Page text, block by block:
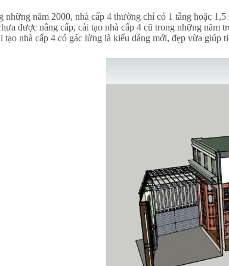
những năm 2000, nhà cấp 4 thường chỉ có 1 tầng hoặc
được nâng cấp, cải tạo nhà cấp 4 cũ trong những
tạo nhà cấp 4 có gác lửng là kiểu dáng mới, đẹp vừa